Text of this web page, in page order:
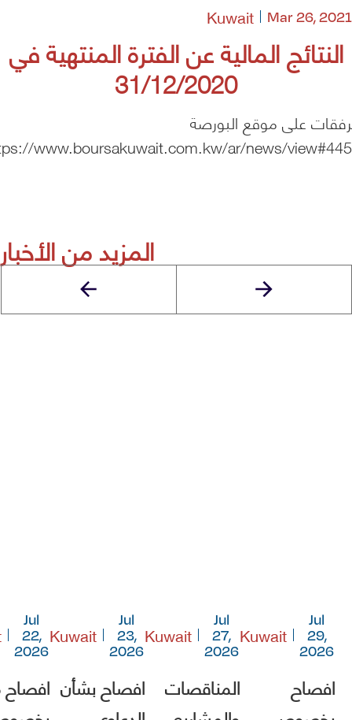
النتائج المالية عن الفترة المنتهية في
31/12/2020
Mar 26, 2021
Kuwait
على موقع البورصة
www.boursakuwait.com.kw/ar/news/
المزيد من الأخبار
Jul
29,
2026
Kuwait
افصاح
Jul
27,
2026
Kuwait
المناقصات
Jul
23,
2026
Kuwait
افصاح بشأن
Jul
22,
2026